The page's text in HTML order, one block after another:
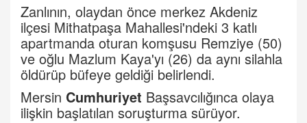
Zanlının, olaydan önce merkez Akdeniz
ilçesi Mithatpaşa Mahallesi'ndeki 3 katlı
apartmanda oturan komşusu Remziye (50)
ve oğlu Mazlum Kaya'yı (26) da aynı silahla
öldürüp büfeye geldiği belirlendi.
Mersin Cumhuriyet Başsavcılığınca olaya
ilişkin başlatılan soruşturma sürüyor.